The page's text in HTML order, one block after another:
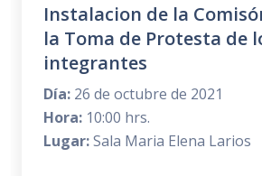
Instalacion de la
la Toma de Protesta de
integrantes
Día: 26 de octubre de 2021
Hora: 10:00 hrs.
Lugar:Sala Maria Elena Larios